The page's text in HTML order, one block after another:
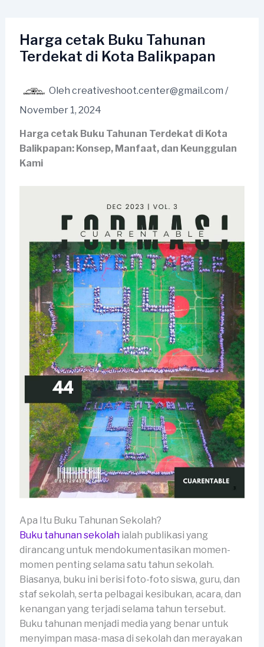
kontenHarga cetak Buku Tahunan
Terdekat di Kota Balikpapan
Oleh creativeshoot.center@gmail.com /
November 1, 2024
Harga cetak Buku Tahunan Terdekat di Kota
Balikpapan: Konsep, Manfaat, dan Keunggulan
Kami
Apa Itu Buku Tahunan Sekolah?
Buku tahunan sekolahialah publikasi yang
dirancang untuk mendokumentasikan momen-
momen penting selama satu tahun sekolah.
Biasanya, buku ini berisi foto-foto siswa, guru, dan
staf sekolah, serta pelbagai kesibukan, acara, dan
kenangan yang terjadi selama tahun tersebut.
Buku tahunan menjadi media yang benar untuk
menyimpan masa-masa di sekolah dan merayakan